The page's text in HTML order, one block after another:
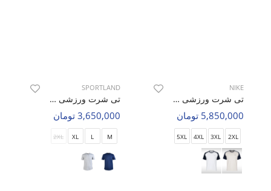
NIKE
تی شرت ورزشی مردانه نایک Nike Air Pulse M
5,850,000 تومان
2XL
3XL
4XL
5XL
SPORTLAND
تی شرت ورزشی مردانه اسپورتلند Fit Pluse M
3,650,000 تومان
M
L
XL
2XL